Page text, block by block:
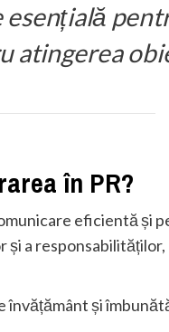
esențială
atingerea
în PR?
eficientă și
a responsabilităților,
învățământ și